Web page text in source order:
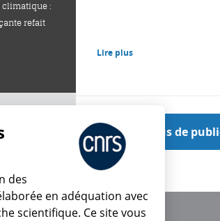
Lire plus
Voir plus de
climatique :
refait
des
en adéquation avec
scientifique. Ce site vous